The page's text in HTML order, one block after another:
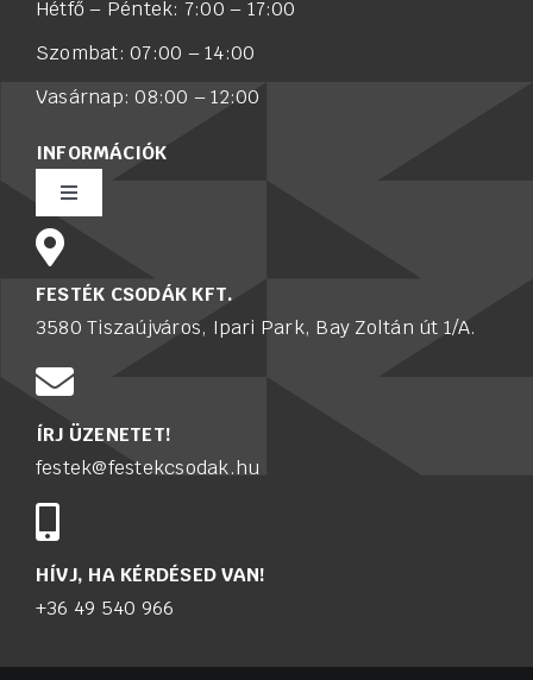
Hétfő – Péntek: 7:00 – 17:00
Szombat: 07:00 – 14:00
Vasárnap: 08:00 – 12:00
INFORMÁCIÓK
Toggle
Navigation
Rólunk
Értékesítő munkatársat keresünk
Kapcsolat
FESTÉK CSODÁK KFT.
3580 Tiszaújváros, Ipari Park, Bay Zoltán út 1/A.
ÍRJ ÜZENETET!
festek@festekcsodak.hu
HÍVJ, HA KÉRDÉSED VAN!
+36 49 540 966